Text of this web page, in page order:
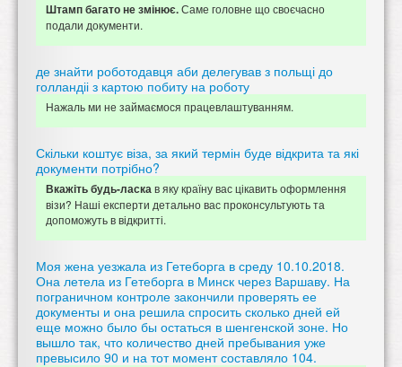
Штамп багато не змінює.Саме головне що своєчасно
подали документи.
де знайти роботодавця аби делегував з польщі до
голландіі з картою побиту на роботу
Нажаль ми не займаємося працевлаштуванням.
Скільки коштує віза, за який термін буде відкрита та які
документи потрібно?
Вкажіть будь-ласкав яку країну вас цікавить оформлення
візи? Наші експерти детально вас проконсультують та
допоможуть в відкритті.
Моя жена уезжала из Гетеборга в среду 10.10.2018.
Она летела из Гетеборга в Минск через Варшаву. На
пограничном контроле закончили проверять ее
документы и она решила спросить сколько дней ей
еще можно было бы остаться в шенгенской зоне. Но
вышло так, что количество дней пребывания уже
превысило 90 и на тот момент составляло 104.